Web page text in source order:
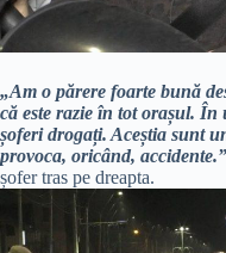
„Am o părere foarte bună
că este razie în tot orașul.
șoferi drogați. Aceștia sunt
provoca, oricând, accidente.”
șofer tras pe dreapta.